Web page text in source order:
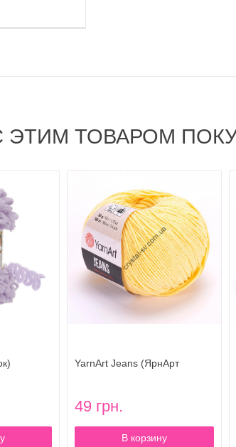
ЭТИМ ТОВАРОМ
YarnArt Jeans (ЯрнАрт
49 грн.
В корзину